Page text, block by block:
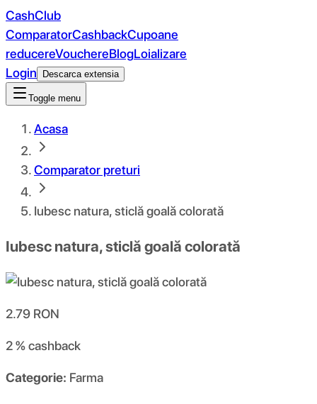
CashClub
ComparatorCashbackCupoane
reducereVouchereBlogLoializare
Login
Descarca extensia
Toggle menu
Acasa
Comparator preturi
Iubesc natura, sticlă goală colorată
Iubesc natura, sticlă goală colorată
2.79 RON
2 %cashback
Categorie: Farma